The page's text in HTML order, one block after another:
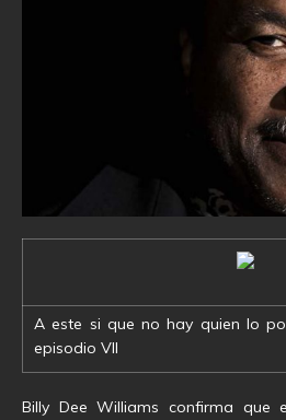
A este si que no hay quien lo
episodio VII
Billy Dee Williams confirma que